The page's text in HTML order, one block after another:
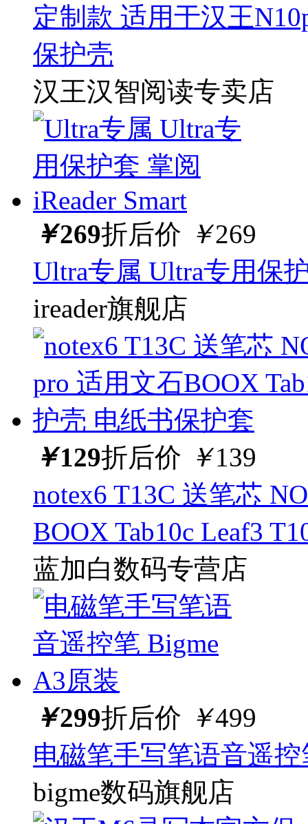
定制款 适用于汉王
保护壳
汉王汉智阅读专卖店
￥269折后价 ￥269
Ultra专属 Ultra专用保
ireader旗舰店
￥129折后价 ￥139
notex6 T13C 送笔芯
BOOX Tab10c Leaf3
蓝加白数码专营店
￥299折后价 ￥499
电磁笔手写笔语音遥
bigme数码旗舰店